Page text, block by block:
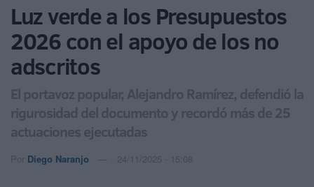
Luz verde a los Presupuestos
2026 con el apoyo de los no
adscritos
El portavoz popular, Alejandro Ramírez, defendió la
rigurosidad del documento y recordó más de 25
actuaciones ejecutadas
Por Diego Naranjo 24/11/2025 - 15:08